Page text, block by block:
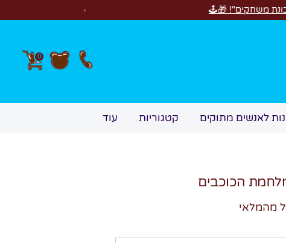
0
לאנשים מתוקים קטגוריות עוד
מלחמת הכוכבים
מהמלאי